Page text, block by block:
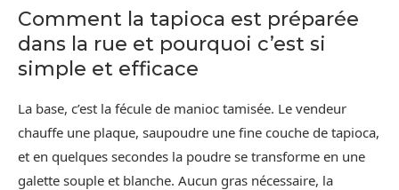
Comment la tapioca est préparée
dans la rue et pourquoi c’est si
simple et efficace
La base, c’est la fécule de manioc tamisée. Le vendeur
chauffe une plaque, saupoudre une fine couche de tapioca,
et en quelques secondes la poudre se transforme en une
galette souple et blanche. Aucun gras nécessaire, la